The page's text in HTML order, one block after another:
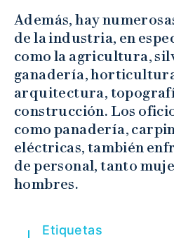
Además, hay
de la industria, en
como la agricultura,
ganadería,
arquitectura,
construcción. Los
como panadería,
eléctricas, también
de personal, tanto
hombres.
Etiquetas